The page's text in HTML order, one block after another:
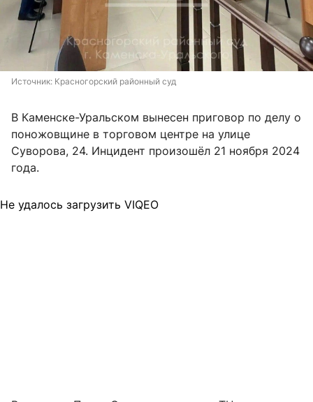
Источник: Красногорский районный суд
В Каменске-Уральском вынесен приговор по делу о
поножовщине в торговом центре на улице
Суворова, 24. Инцидент произошёл 21 ноября 2024
года.
Не удалось загрузить VIQEO